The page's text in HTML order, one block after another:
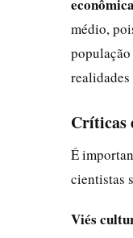
econômica
médio,
Críticas
É
cientistas
Viés